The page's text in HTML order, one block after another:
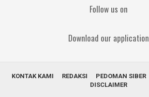
Follow us on
Download our application
KONTAK KAMI REDAKSI PEDOMAN SIBER
DISCLAIMER